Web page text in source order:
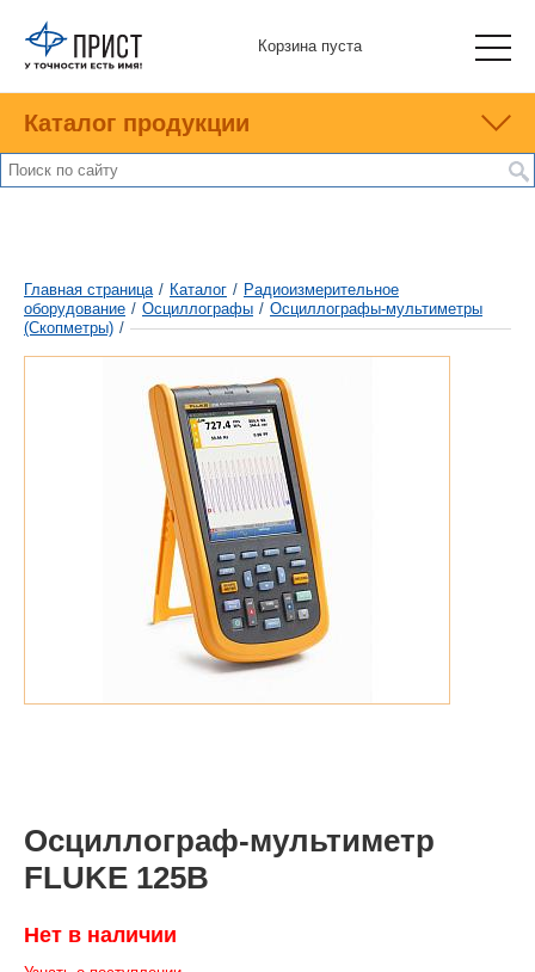
Корзина пуста
Каталог продукции
Главная страница / Каталог / Радиоизмерительное
оборудование / Осциллографы / Осциллографы-мультиметры
(Скопметры) /
Осциллограф-мультиметр
FLUKE 125B
Нет в наличии